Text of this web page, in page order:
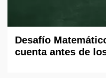
Desafío
cuenta antes de